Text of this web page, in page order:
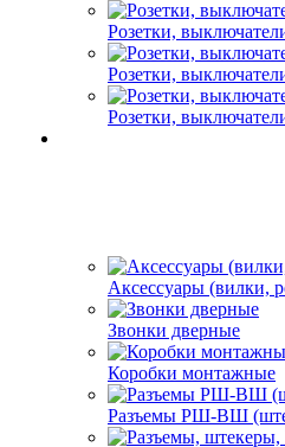
Розетки,
Розетки,
Розетки,
Аксессуары (вилки,
Звонки дверные
Коробки монтажные
Разъемы РШ-ВШ